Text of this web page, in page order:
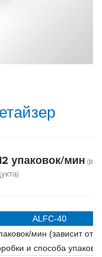
упаковок/мин (в
ALFC-40
мин (зависит от
и способа